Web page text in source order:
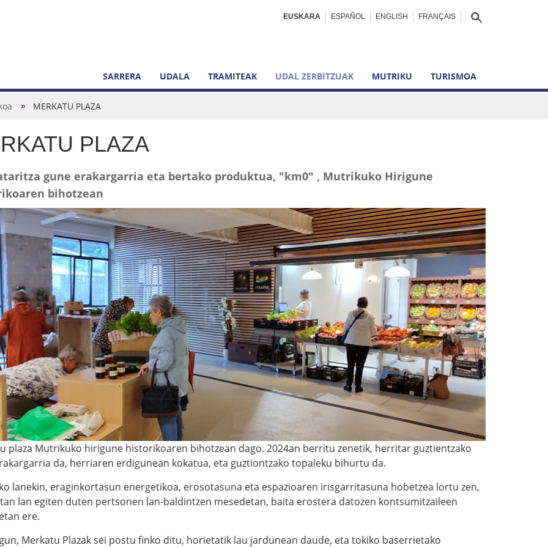
EUSKARA ESPAÑOL ENGLISH FRANÇAIS
SARRERA UDALA TRAMITEAK UDAL ZERBITZUAK MUTRIKU TURISMOA
MERKATU PLAZA
PLAZA
gune erakargarria eta bertako produktua, "km0" , Mutrikuko Hirigune
bihotzean
plaza Mutrikuko hirigune historikoaren bihotzean dago. 2024an berritu zenetik, herritar guztientzako
da, herriaren erdigunean kokatua, eta guztiontzako topaleku bihurtu da.
lanekin, eraginkortasun energetikoa, erosotasuna eta espazioaren irisgarritasuna hobetzea lortu zen,
lan egiten duten pertsonen lan-baldintzen mesedetan, baita erostera datozen kontsumitzaileen
ere.
Merkatu Plazak sei postu finko ditu, horietatik lau jardunean daude, eta tokiko baserrietako